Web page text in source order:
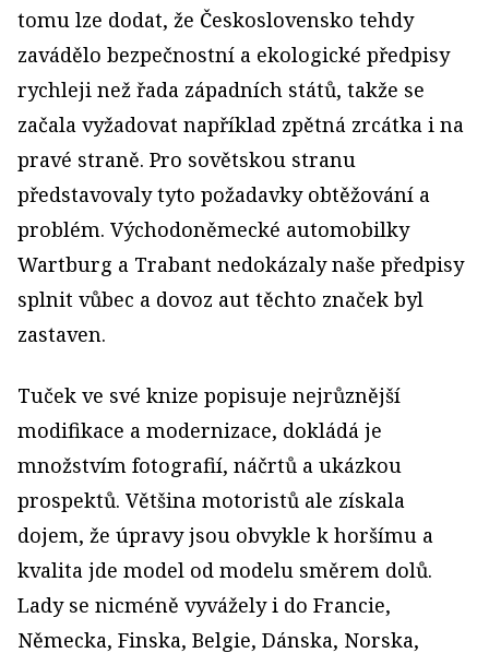
tomu lze dodat, že Československo tehdy
zavádělo bezpečnostní a ekologické předpisy
rychleji než řada západních států, takže se
začala vyžadovat například zpětná zrcátka i na
pravé straně. Pro sovětskou stranu
představovaly tyto požadavky obtěžování a
problém. Východoněmecké automobilky
Wartburg a Trabant nedokázaly naše předpisy
splnit vůbec a dovoz aut těchto značek byl
zastaven.
Tuček ve své knize popisuje nejrůznější
modifikace a modernizace, dokládá je
množstvím fotografií, náčrtů a ukázkou
prospektů. Většina motoristů ale získala
dojem, že úpravy jsou obvykle k horšímu a
kvalita jde model od modelu směrem dolů.
Lady se nicméně vyvážely i do Francie,
Německa, Finska, Belgie, Dánska, Norska,